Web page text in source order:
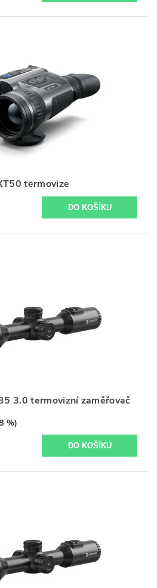
termovize
3.0 termovizní zaměřovač
%)